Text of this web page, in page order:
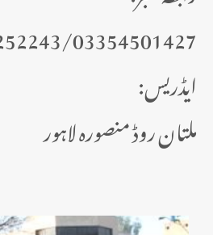
03354501427
:ایڈریس
ملتان روڈ منصورہ لاہور